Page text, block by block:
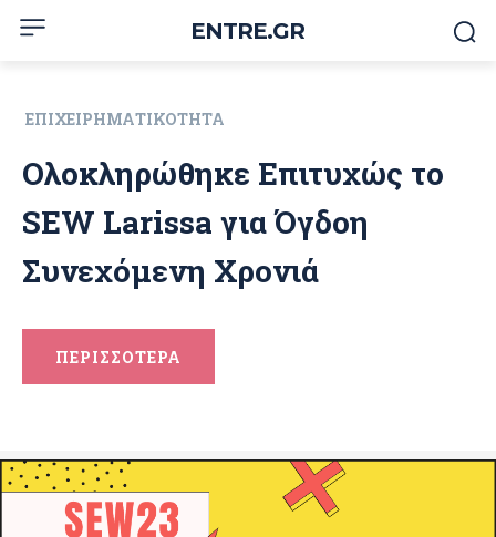
ENTRE.GR
ΕΠΙΧΕΙΡΗΜΑΤΙΚΌΤΗΤΑ
Ολοκληρώθηκε Επιτυχώς το
SEW Larissa για Όγδοη
Συνεχόμενη Χρονιά
ΠΕΡΙΣΣΟΤΕΡΑ